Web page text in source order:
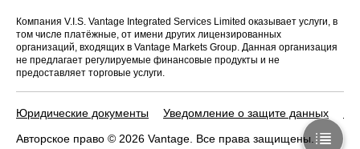
Компания V.I.S. Vantage Integrated Services Limited оказывает услуги, в
том числе платёжные, от имени других лицензированных
организаций, входящих в Vantage Markets Group. Данная организация
не предлагает регулируемые финансовые продукты и не
предоставляет торговые услуги.
Юридические документы Уведомление о защите данных
Авторское право © 2026 Vantage. Все права защищены.